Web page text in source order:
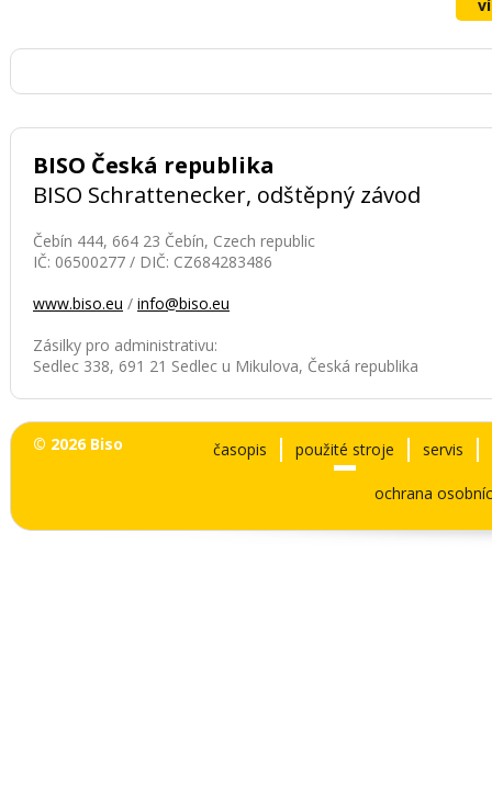
BISO Česká republika
BISO Schrattenecker, odštěpný závod
Čebín 444, 664 23 Čebín, Czech republic
IČ: 06500277 / DIČ: CZ684283486
www.biso.eu / info@biso.eu
Zásilky pro administrativu:
Sedlec 338, 691 21 Sedlec u Mikulova, Česká republika
© 2026 Biso časopis použité stroje servis
ochrana